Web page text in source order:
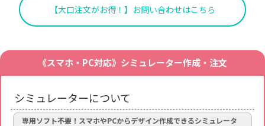
【大口注文がお得！】お問い合わせはこちら
《スマホ・PC対応》シミュレーター作成・注文
シミュレーターについて
専用ソフト不要！スマホやPCからデザイン作成できるシミュレータ